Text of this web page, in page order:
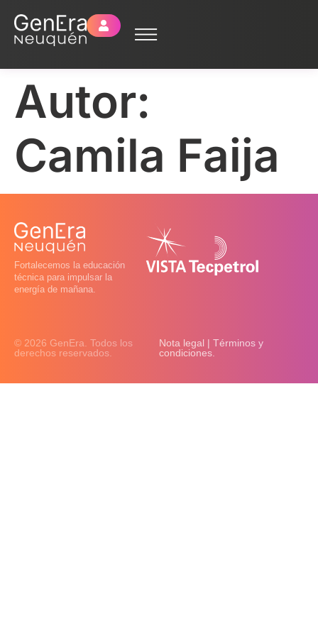
Autor:
Camila Faija
Fortalecemos la educación
técnica para impulsar la
energía de mañana.
© 2026 GenEra. Todos los
derechos reservados.
Nota legal | Términos y
condiciones.